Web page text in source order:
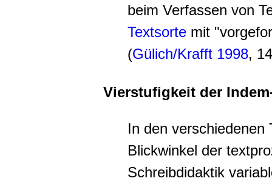
beim Verfassen von
Textsorte mit
(Gülich/Krafft 1998,
Vierstufigkeit der
In den verschiedenen
Blickwinkel der
Schreibdidaktik